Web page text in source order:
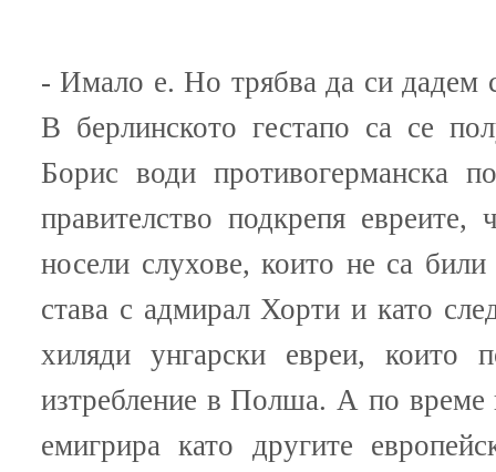
- Имало е. Но трябва да си дадем
В берлинското гестапо са се
Борис води противогерманска
правителство подкрепя
носели слухове, които не са
става с адмирал Хорти и като
хиляди унгарски евреи, които
изтребление в Полша. А по време
емигрира като другите